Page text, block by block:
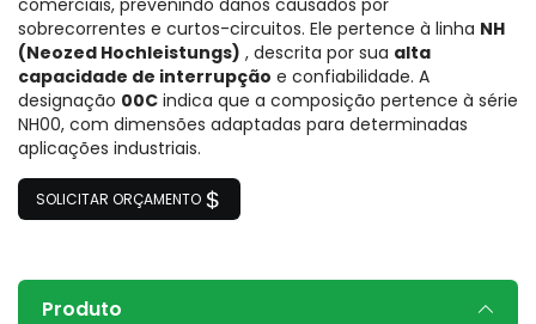
comerciais, prevenindo danos causados ​​por
sobrecorrentes e curtos-circuitos. Ele pertence à linha NH
(Neozed Hochleistungs) , descrita por sua alta
capacidade de interrupção e confiabilidade. A
designação 00C indica que a composição pertence à série
NH00, com dimensões adaptadas para determinadas
aplicações industriais.
SOLICITAR ORÇAMENTO
Produto